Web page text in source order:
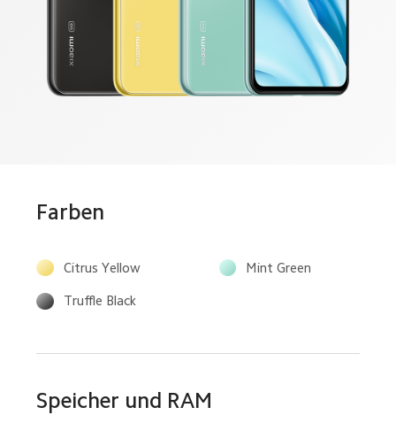
Farben
Citrus Yellow Mint Green
Truffle Black
Speicher und RAM